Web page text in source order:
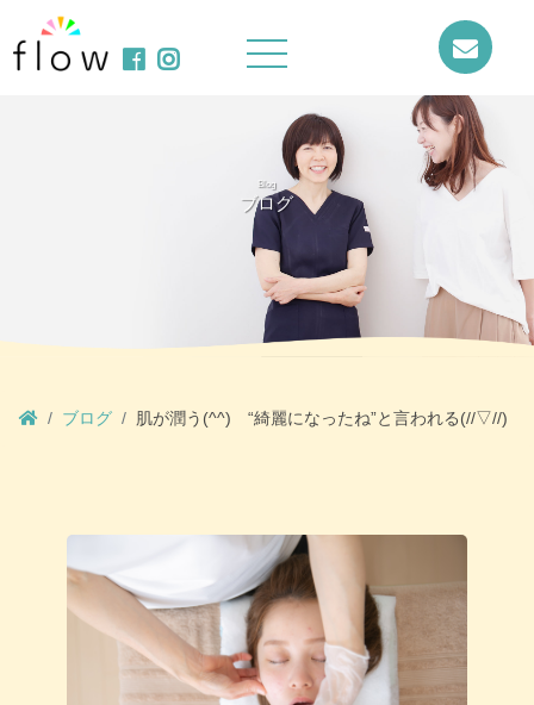
Blog
ブログ
ブログ 肌が潤う(^^) “綺麗になったね”と言われる(//▽//)